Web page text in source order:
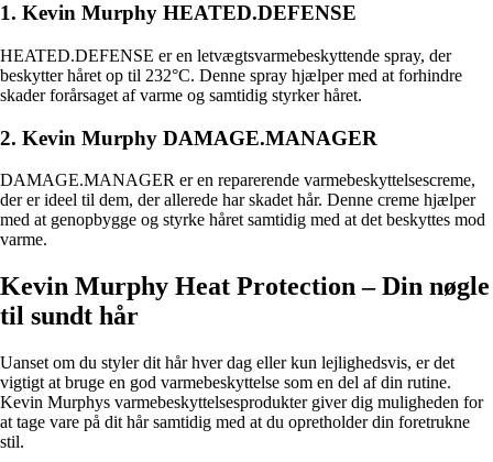
1. Kevin Murphy HEATED.DEFENSE
HEATED.DEFENSE er en letvægtsvarmebeskyttende spray, der
beskytter håret op til 232°C. Denne spray hjælper med at forhindre
skader forårsaget af varme og samtidig styrker håret.
2. Kevin Murphy DAMAGE.MANAGER
DAMAGE.MANAGER er en reparerende varmebeskyttelsescreme,
der er ideel til dem, der allerede har skadet hår. Denne creme hjælper
med at genopbygge og styrke håret samtidig med at det beskyttes mod
varme.
Kevin Murphy Heat Protection – Din nøgle
til sundt hår
Uanset om du styler dit hår hver dag eller kun lejlighedsvis, er det
vigtigt at bruge en god varmebeskyttelse som en del af din rutine.
Kevin Murphys varmebeskyttelsesprodukter giver dig muligheden for
at tage vare på dit hår samtidig med at du opretholder din foretrukne
stil.